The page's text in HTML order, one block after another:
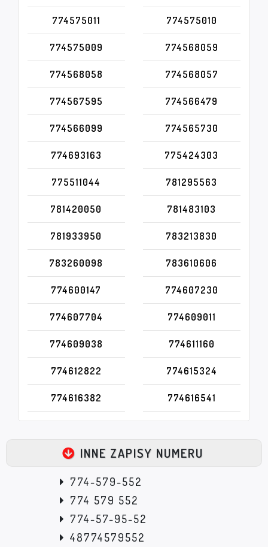
774575011 774575010
774575009 774568059
774568058 774568057
774567595 774566479
774566099 774565730
774693163 775424303
775511044 781295563
781420050 781483103
781933950 783213830
783260098 783610606
774600147 774607230
774607704 774609011
774609038 774611160
774612822 774615324
774616382 774616541
INNE ZAPISY NUMERU
774-579-552
774 579 552
774-57-95-52
48774579552